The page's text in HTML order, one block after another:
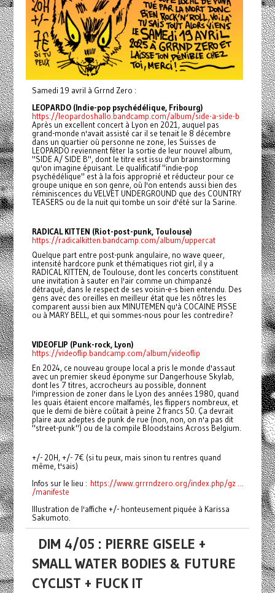
Samedi 19 avril à Grrnd Zero :
LEOPARDO (Indie-pop psychédélique, Fribourg)
https://leopardoshallo.bandcamp.com/album/side-a-side-b
Après un excellent concert à Lyon en 2021, auquel pas
grand-monde n'avait assisté car il se tenait le 8 décembre
dans un quartier où personne ne zone, les Suisses de
LEOPARDO reviennent fêter la sortie de leur nouvel album,
"SIDE A/ SIDE B", dont le titre est issu d'un brainstorming
qu'on imagine épuisant. Le qualificatif "indie-pop
psychédélique" est à la fois approprié et réducteur pour ce
groupe unique en son genre, où l'on entends aussi bien des
réminiscences du VELVET UNDERGROUND que des COUNTRY
TEASERS ou de la nuit qui tombe un soir d'été sur la Sarine.
RADICAL KITTEN (Riot-post-punk, Toulouse)
https://radicalkitten.bandcamp.com/album/uppercat
Quelque part entre post-punk angulaire, no wave queer,
intensité hardcore punk et thématiques riot girl, il y a
RADICAL KITTEN, de Toulouse, dont les concerts constituent
une invitation à sauter en l'air comme un chimpanzé
détraqué, dans le respect de ses voisin-e-s bien entendu. Des
gens avec des oreilles en meilleur état que les nôtres les
comparent aussi bien aux MINUTEMEN qu'à COCAINE PISSE
ou à MARY BELL, et qui sommes-nous pour les contredire?
VIDEOFLIP (Punk-rock, Lyon)
https://videoflip.bandcamp.com/album/videoflip
En 2024, ce nouveau groupe local a pris le monde d'assaut
avec un premier skeud éponyme sur Dangerhouse Skylab,
dont les 7 titres, accrocheurs au possible, donnent
l'impression de zoner dans le Lyon des années 1980, quand
les quais étaient encore malfamés, les flippers nombreux, et
que le demi de bière coûtait à peine 2 francs 50. Ça devrait
plaire aux adeptes de punk de rue (non, non, on n'a pas dit
"street-punk") ou de la compile Bloodstains Across Belgium.
+/- 20H, +/- 7€ (si tu peux, mais sinon tu rentres quand
même, t'sais)
Infos sur le lieu : https://www.grrrndzero.org/index.php/gz ...
/manifeste
Illustration de l'affiche +/- honteusement piquée à Karissa
Sakumoto.
DIM 4/05 : PIERRE GISELE +
SMALL WATER BODIES & FUTURE
CYCLIST + FUCK IT